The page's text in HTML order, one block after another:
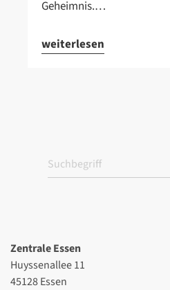
Geheimnis.…
weiterlesen
Zentrale Essen
Huyssenallee 11
45128 Essen